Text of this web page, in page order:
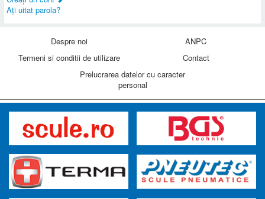
Aţi uitat parola?
Despre noi
ANPC
Termeni si conditii de utilizare
Contact
Prelucrarea datelor cu caracter
personal